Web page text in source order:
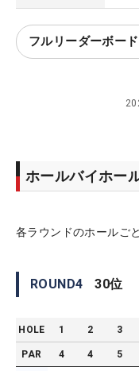
フルリーダーボード
ホールバイホー
各ラウンドのホールご
ROUND4 30位
HOLE 1 2 3
PAR 4 4 5